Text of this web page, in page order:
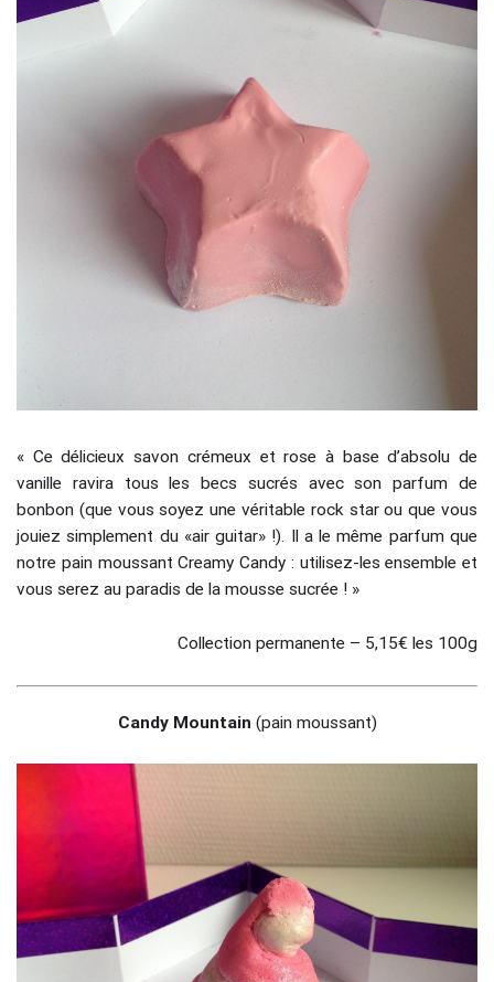
« Ce délicieux savon crémeux et rose à base d’absolu de
vanille ravira tous les becs sucrés avec son parfum de
bonbon (que vous soyez une véritable rock star ou que vous
jouiez simplement du «air guitar» !). Il a le même parfum que
notre pain moussant Creamy Candy : utilisez-les ensemble et
vous serez au paradis de la mousse sucrée ! »
Collection permanente – 5,15€ les 100g
Candy Mountain (pain moussant)